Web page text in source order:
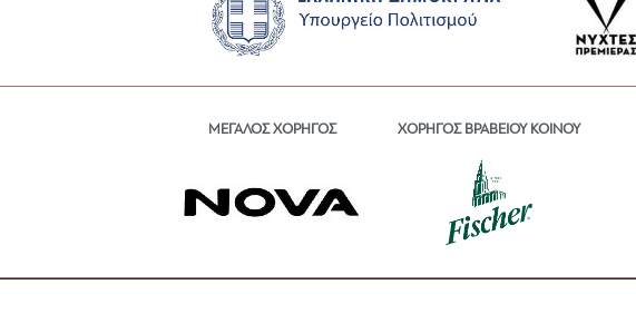
ΜΕΓΑΛΟΣ ΧΟΡΗΓΟΣ ΧΟΡΗΓΟΣ ΒΡΑΒΕΙΟΥ ΚΟΙΝΟΥ